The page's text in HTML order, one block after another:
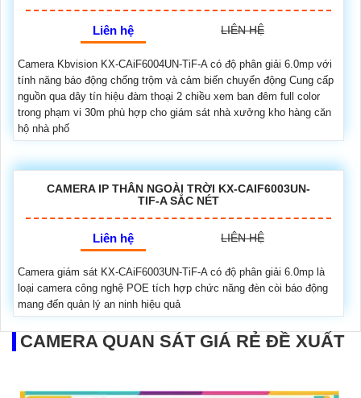
Liên hệ LIÊN HỆ
Camera Kbvision KX-CAiF6004UN-TiF-A có độ phân giải 6.0mp với
tính năng báo động chống trộm và cảm biến chuyển động Cung cấp
nguồn qua dây tín hiệu đàm thoại 2 chiều xem ban đêm full color
trong phạm vi 30m phù hợp cho giám sát nhà xưởng kho hàng căn
hộ nhà phố
CAMERA IP THÂN NGOÀI TRỜI KX-CAIF6003UN-
TIF-A SẮC NÉT
Liên hệ LIÊN HỆ
Camera giám sát KX-CAiF6003UN-TiF-A có độ phân giải 6.0mp là
loại camera công nghệ POE tích hợp chức năng đèn còi báo động
mang đến quản lý an ninh hiệu quả
CAMERA QUAN SÁT GIÁ RẺ ĐỀ XUẤT